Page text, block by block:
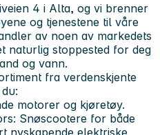
4 i Alta, og vi brenner
og tjenestene til våre
av noen av markedets
naturlig stoppested for deg
og vann.
fra verdenskjente
motorer og kjøretøy.
Snøscootere for både
nyskapende elektriske